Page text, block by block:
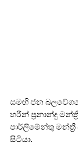
සමඟි ජන
හරීන් ප්‍රනාන්දු
පාර්ලිමේන්තු මන්ත්‍රී
සිටියා.